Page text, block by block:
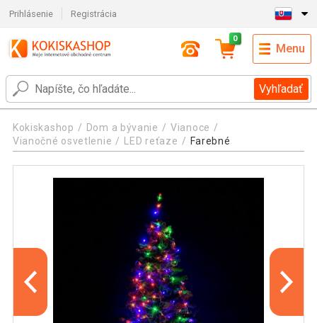
Prihlásenie Registrácia
Vyhľadať
0
Menu
Kokiskashop Dom a bývanie
Vianoce
Vianočné osvetlenie
LED reťaze Farebné